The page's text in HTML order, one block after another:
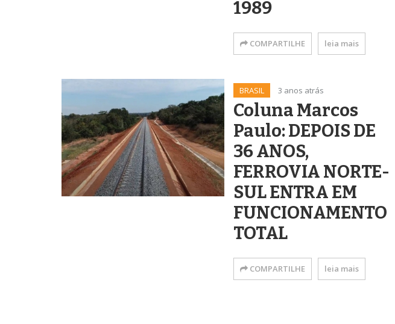
1989
COMPARTILHE leia mais
BRASIL 3 anos atrás
Coluna Marcos
Paulo: DEPOIS DE
36 ANOS,
FERROVIA NORTE-
SUL ENTRA EM
FUNCIONAMENTO
TOTAL
COMPARTILHE leia mais